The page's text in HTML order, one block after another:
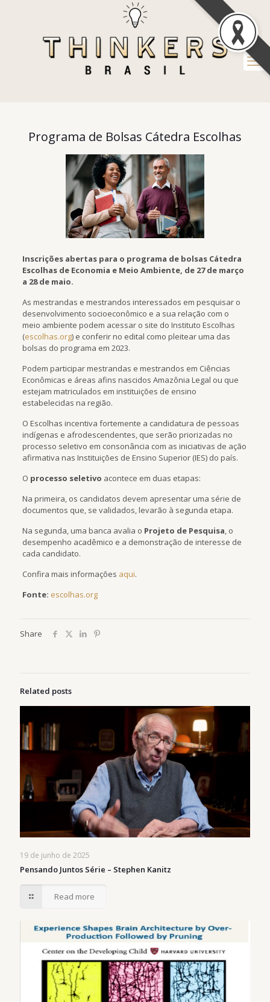
Programa de Bolsas Cátedra Escolhas
Inscrições abertas para o programa de bolsas Cátedra
Escolhas de Economia e Meio Ambiente, de27 de março
a 28 de maio.
As mestrandas e mestrandos interessados em pesquisar o
desenvolvimento socioeconômico e a sua relação com o
meio ambiente podem acessar o site do Instituto Escolhas
(escolhas.org) e conferir no edital como pleitear uma das
bolsas do programa em 2023.
Podem participar mestrandas e mestrandos em Ciências
Econômicas e áreas afins nascidos Amazônia Legal ou que
estejam matriculados em instituições de ensino
estabelecidas na região.
O Escolhas incentiva fortemente a candidatura de pessoas
indígenas e afrodescendentes, que serão priorizadas no
processo seletivo em consonância com as iniciativas de ação
afirmativa nas Instituições de Ensino Superior (IES) do país.
O processo seletivo acontece em duas etapas:
Na primeira, os candidatos devem apresentar uma série de
documentos que, se validados, levarão à segunda etapa.
Na segunda, uma banca avalia o Projeto de Pesquisa, o
desempenho acadêmico e a demonstração de interesse de
cada candidato.
Confira mais informações aqui.
Fonte: escolhas.org
Share
Related posts
19 de junho de 2025
Pensando Juntos Série – Stephen Kanitz
Read more